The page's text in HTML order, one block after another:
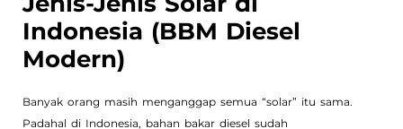
Indonesia (BBM Diesel
Modern)
Banyak orang masih menganggap semua “solar” itu sama.
Padahal di Indonesia, bahan bakar diesel sudah